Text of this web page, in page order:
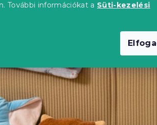
További információkat a Süti-kezelési